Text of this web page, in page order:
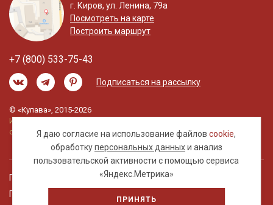
Я даю согласие на использование файловcookie,
обработкуперсональных данныхи анализ
пользовательской активности с помощью сервиса
«Яндекс.Метрика»
ПРИНЯТЬ
г. Киров, ул. Ленина, 79а
Посмотреть на карте
Построить маршрут
+7 (800) 533-75-43
Подписаться на рассылку
© «Купава», 2015-2026
Информация на сайте не является публичной
офертой.
Правовая информация
Политика обработки персональных данных